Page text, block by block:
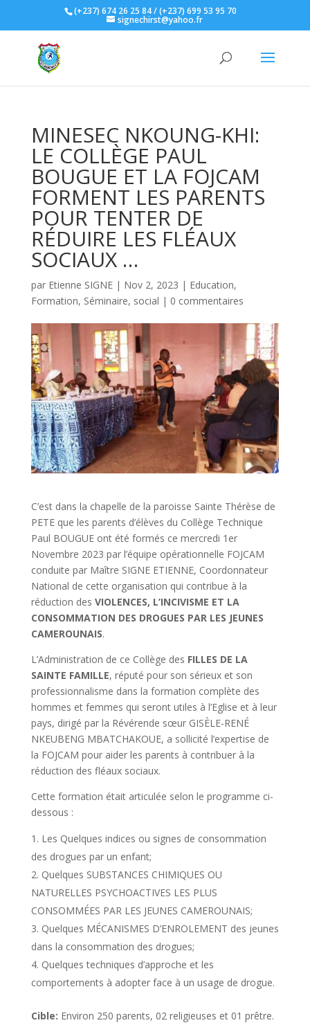
(+237) 674 26 25 84 / (+237) 699 53 95 70
signechirst@yahoo.fr
MINESEC NKOUNG-KHI:
LE COLLÈGE PAUL
BOUGUE ET LA FOJCAM
FORMENT LES PARENTS
POUR TENTER DE
RÉDUIRE LES FLÉAUX
SOCIAUX …
par Etienne SIGNE| Nov 2, 2023 | Education,
Formation, Séminaire, social | 0 commentaires
C’est dans la chapelle de la paroisse Sainte Thérèse de
PETE que les parents d’élèves du Collège Technique
Paul BOUGUE ont été formés ce mercredi 1er
Novembre 2023 par l’équipe opérationnelle FOJCAM
conduite par Maître SIGNE ETIENNE, Coordonnateur
National de cette organisation qui contribue à la
réduction des VIOLENCES, L’INCIVISME ET LA
CONSOMMATION DES DROGUES PAR LES JEUNES
CAMEROUNAIS.
L’Administration de ce Collège des FILLES DE LA
SAINTE FAMILLE, réputé pour son sérieux et son
professionnalisme dans la formation complète des
hommes et femmes qui seront utiles à l’Eglise et à leur
pays, dirigé par la Révérende sœur GISÈLE-RENÉ
NKEUBENG MBATCHAKOUE, a sollicité l’expertise de
la FOJCAM pour aider les parents à contribuer à la
réduction des fléaux sociaux.
Cette formation était articulée selon le programme ci-
dessous :
Les Quelques indices ou signes de consommation
des drogues par un enfant;
Quelques SUBSTANCES CHIMIQUES OU
NATURELLES PSYCHOACTIVES LES PLUS
CONSOMMÉES PAR LES JEUNES CAMEROUNAIS;
Quelques MÉCANISMES D’ENROLEMENT des jeunes
dans la consommation des drogues;
Quelques techniques d’approche et les
comportements à adopter face à un usage de drogue.
Cible: Environ 250 parents, 02 religieuses et 01 prêtre.